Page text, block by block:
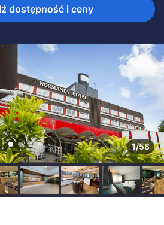
dostępność i ceny
1/58